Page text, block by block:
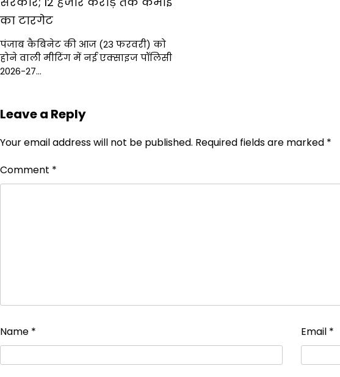
का टारगेट
पंजाब कैबिनेट की आज (23 फरवरी) को
होने वाली मीटिंग में नई एक्साइज पॉलिसी
2026-27…
Leave a Reply
Your email address will not be published. Required fields are marked *
Comment *
Name * Email *